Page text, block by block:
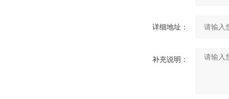
详细地址：
补充说明：